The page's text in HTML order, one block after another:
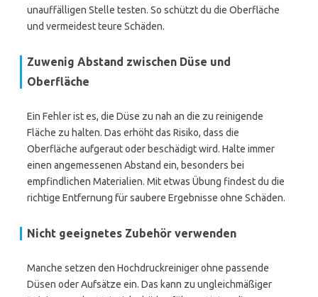
unauffälligen Stelle testen. So schützt du die Oberfläche
und vermeidest teure Schäden.
Zuwenig Abstand zwischen Düse und
Oberfläche
Ein Fehler ist es, die Düse zu nah an die zu reinigende
Fläche zu halten. Das erhöht das Risiko, dass die
Oberfläche aufgeraut oder beschädigt wird. Halte immer
einen angemessenen Abstand ein, besonders bei
empfindlichen Materialien. Mit etwas Übung findest du die
richtige Entfernung für saubere Ergebnisse ohne Schäden.
Nicht geeignetes Zubehör verwenden
Manche setzen den Hochdruckreiniger ohne passende
Düsen oder Aufsätze ein. Das kann zu ungleichmäßiger